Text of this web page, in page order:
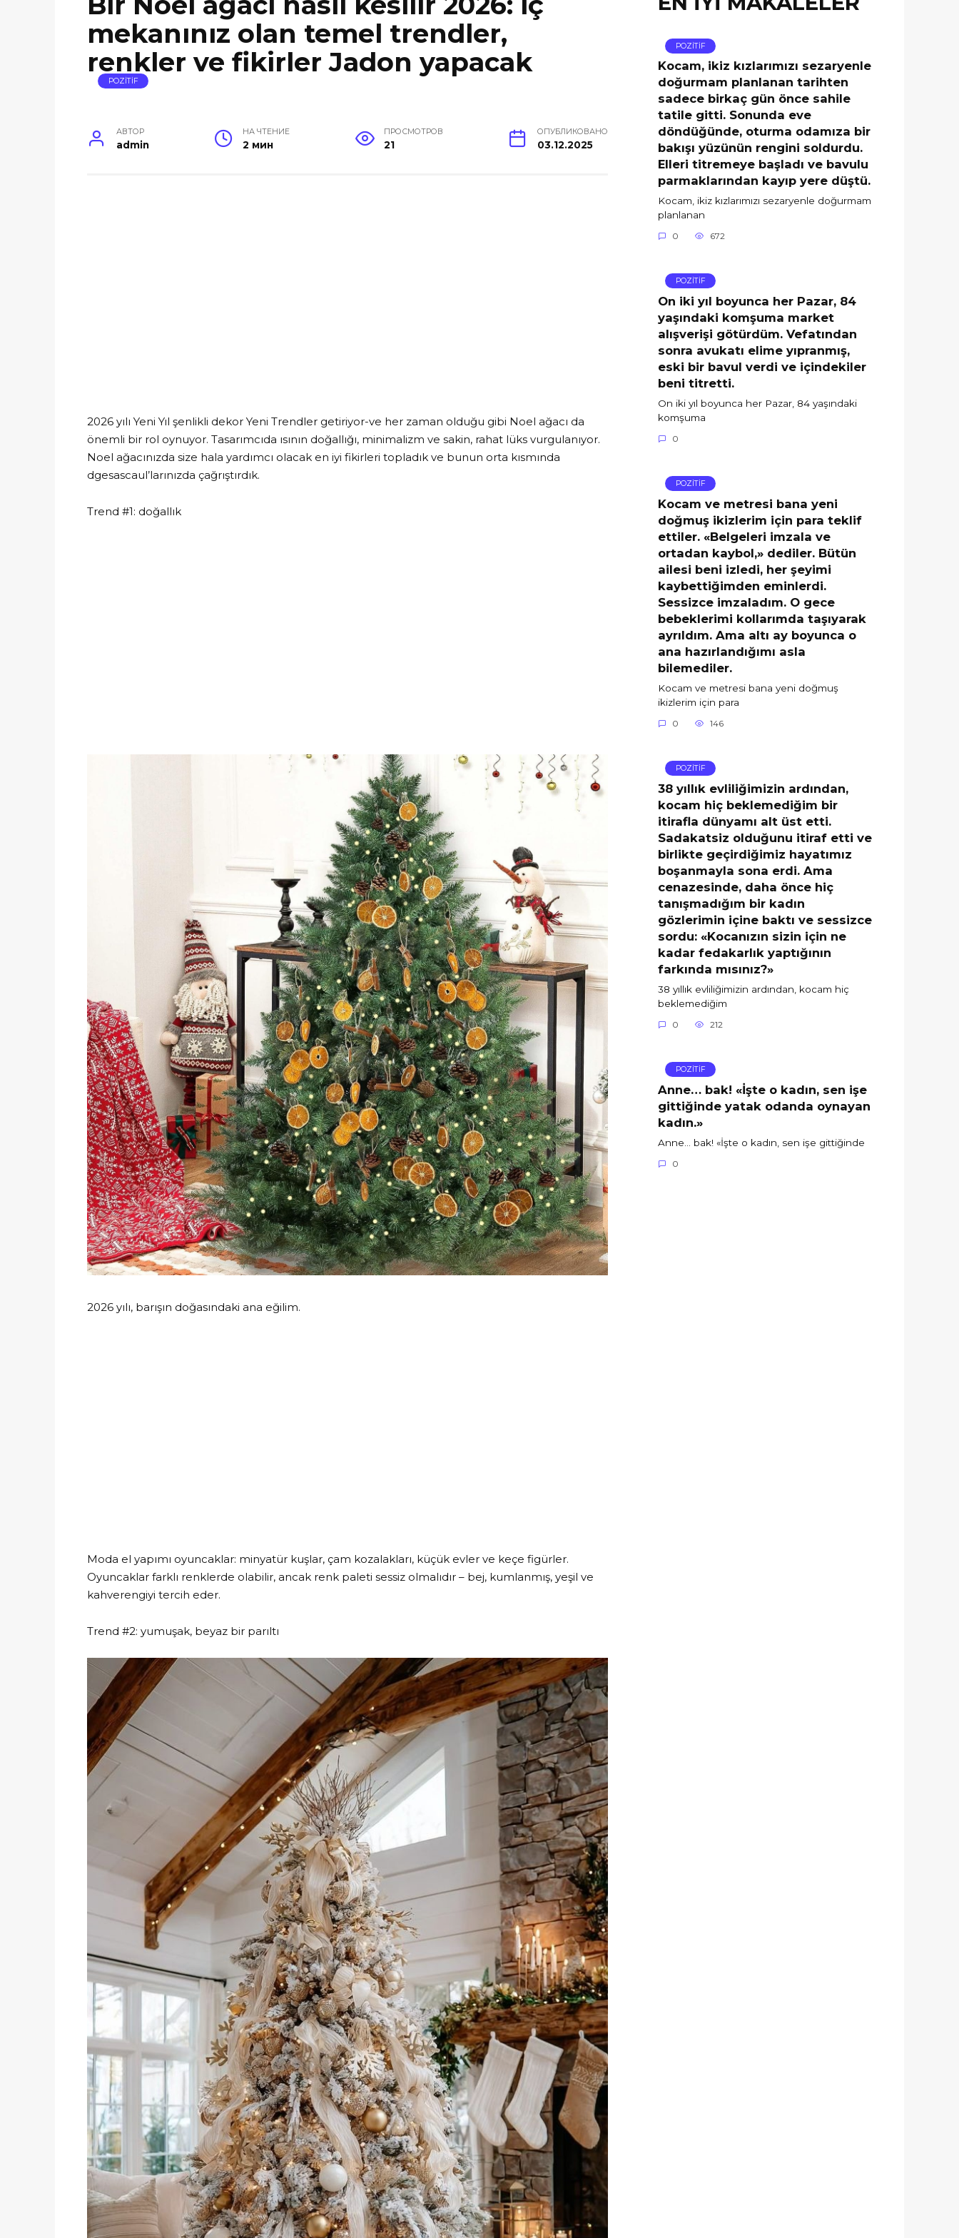
mekanınız olan temel trendler,
renkler ve fikirler Jadon yapacak
POZİTİF
АВТОР
admin
НА ЧТЕНИЕ
2 мин
ПРОСМОТРОВ
21
ОПУБЛИКОВАНО
03.12.2025
2026 yılı Yeni Yıl şenlikli dekor Yeni Trendler getiriyor-ve her zaman olduğu gibi Noel ağacı da
önemli bir rol oynuyor. Tasarımcıda ısının doğallığı, minimalizm ve sakin, rahat lüks vurgulanıyor.
Noel ağacınızda size hala yardımcı olacak en iyi fikirleri topladık ve bunun orta kısmında
dgesascaul’larınızda çağrıştırdık.
Trend #1: doğallık
2026 yılı, barışın doğasındaki ana eğilim.
Moda el yapımı oyuncaklar: minyatür kuşlar, çam kozalakları, küçük evler ve keçe figürler.
Oyuncaklar farklı renklerde olabilir, ancak renk paleti sessiz olmalıdır – bej, kumlanmış, yeşil ve
kahverengiyi tercih eder.
Trend #2: yumuşak, beyaz bir parıltı
POZİTİF
Kocam, ikiz kızlarımızı sezaryenle
doğurmam planlanan tarihten
sadece birkaç gün önce sahile
tatile gitti. Sonunda eve
döndüğünde, oturma odamıza bir
bakışı yüzünün rengini soldurdu.
Elleri titremeye başladı ve bavulu
parmaklarından kayıp yere düştü.
Kocam, ikiz kızlarımızı sezaryenle doğurmam
planlanan
0 672
POZİTİF
On iki yıl boyunca her Pazar, 84
yaşındaki komşuma market
alışverişi götürdüm. Vefatından
sonra avukatı elime yıpranmış,
eski bir bavul verdi ve içindekiler
beni titretti.
On iki yıl boyunca her Pazar, 84 yaşındaki
komşuma
0
POZİTİF
Kocam ve metresi bana yeni
doğmuş ikizlerim için para teklif
ettiler. «Belgeleri imzala ve
ortadan kaybol,» dediler. Bütün
ailesi beni izledi, her şeyimi
kaybettiğimden eminlerdi.
Sessizce imzaladım. O gece
bebeklerimi kollarımda taşıyarak
ayrıldım. Ama altı ay boyunca o
ana hazırlandığımı asla
bilemediler.
Kocam ve metresi bana yeni doğmuş
ikizlerim için para
0 146
POZİTİF
38 yıllık evliliğimizin ardından,
kocam hiç beklemediğim bir
itirafla dünyamı alt üst etti.
Sadakatsiz olduğunu itiraf etti ve
birlikte geçirdiğimiz hayatımız
boşanmayla sona erdi. Ama
cenazesinde, daha önce hiç
tanışmadığım bir kadın
gözlerimin içine baktı ve sessizce
sordu: «Kocanızın sizin için ne
kadar fedakarlık yaptığının
farkında mısınız?»
38 yıllık evliliğimizin ardından, kocam hiç
beklemediğim
0 212
POZİTİF
Anne… bak! «İşte o kadın, sen işe
gittiğinde yatak odanda oynayan
kadın.»
Anne… bak! «İşte o kadın, sen işe gittiğinde
0